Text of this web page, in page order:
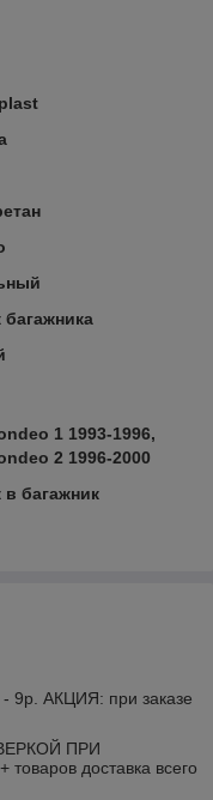
багажника
1 1993-1996,
2 1996-2000
в багажник
- 9р. АКЦИЯ: при заказе
ПРИ
доставка всего